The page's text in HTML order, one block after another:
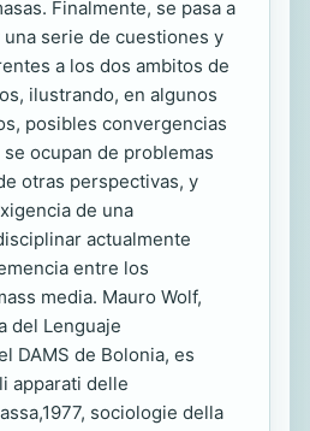
Finalmente, se pasa a
serie de cuestiones y
a los dos ambitos de
ilustrando, en algunos
posibles convergencias
ocupan de problemas
otras perspectivas, y
de una
actualmente
entre los
media. Mauro Wolf,
del Lenguaje
DAMS de Bolonia, es
apparati delle
sociologie della